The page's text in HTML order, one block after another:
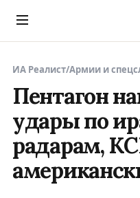
Menu
ИА Реалист/Армии и
Пентагон
удары по
радарам,